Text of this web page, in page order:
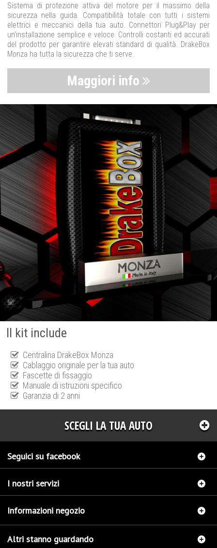
Sistema di protezione attiva del motore per il massimo della
sicurezza nella guida. Compatibilità totale con tutti i sistemi
elettrici e meccanici della tua auto. Connettori Plug&Play per
un’installazione semplice e veloce. Controlli costanti ed accurati
del prodotto per garantire elevati standard di qualità. DrakeBox
Monza ha tutta la sicurezza che ti serve.
Maggiori info
Il kit include
Centralina DrakeBox Monza
Cablaggio originale per la tua auto
Fascette di fissaggio
Manuale di istruzioni specifico
Garanzia di 2 anni
SCEGLI LA TUA AUTO
Seguici su facebook
I nostri servizi
Informazioni negozio
Altri stanno guardando